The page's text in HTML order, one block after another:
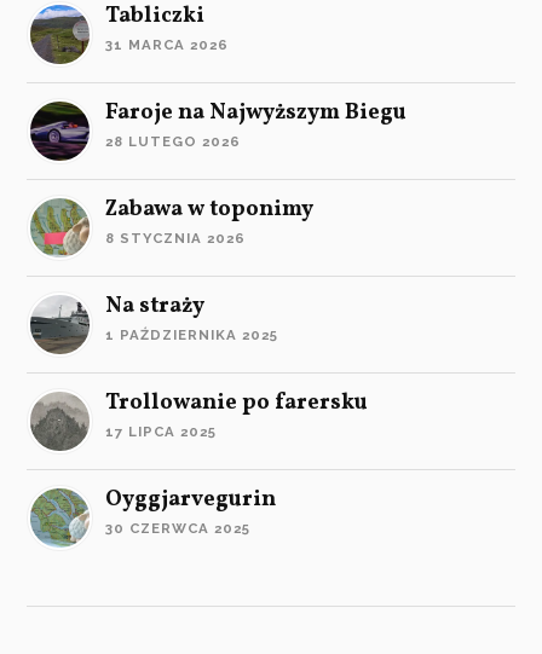
Tabliczki
31 MARCA 2026
Faroje na Najwyższym Biegu
28 LUTEGO 2026
Zabawa w toponimy
8 STYCZNIA 2026
Na straży
1 PAŹDZIERNIKA 2025
Trollowanie po farersku
17 LIPCA 2025
Oyggjarvegurin
30 CZERWCA 2025